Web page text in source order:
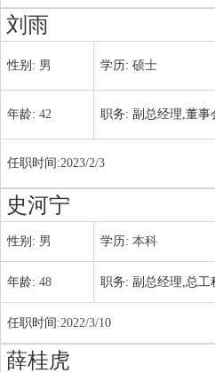
刘雨
性别: 男 学历: 硕士
年龄: 42 职务: 副总经理,董事
任职时间:2023/2/3
史河宁
性别: 男 学历: 本科
年龄: 48 职务: 副总经理,总工
任职时间:2022/3/10
薛桂虎